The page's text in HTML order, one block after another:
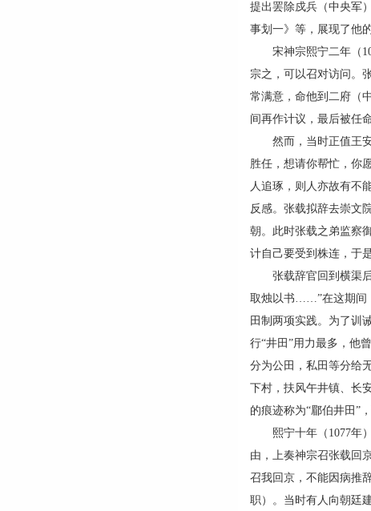
提出罢除戍兵（中央军
事划一》等，展现了他
宋神宗熙宁二年（
宗之，可以召对访问。
常满意，命他到二府（
间再作计议，最后被任
然而，当时正值王安
胜任，想请你帮忙，你
人追琢，则人亦故有不
反感。张载拟辞去崇文
朝。此时张载之弟监察
计自己要受到株连，于
张载辞官回到横渠后
取烛以书……”在这期间
田制两项实践。为了训
行“井田”用力最多，他
分为公田，私田等分给
下村，扶风午井镇、长
的痕迹称为“郿伯井田”
熙宁十年（1077年）
由，上奏神宗召张载回
召我回京，不能因病推
职）。当时有人向朝廷